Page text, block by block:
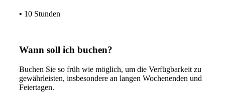
• 10 Stunden
Wann soll ich buchen?
Buchen Sie so früh wie möglich, um die Verfügbarkeit zu
gewährleisten, insbesondere an langen Wochenenden und
Feiertagen.